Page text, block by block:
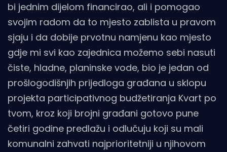
bi jednim dijelom financirao, ali i pomogao
svojim radom da to mjesto zablista u pravom
sjaju i da dobije prvotnu namjenu kao mjesto
gdje mi svi kao zajednica možemo sebi nasuti
čiste, hladne, planinske vode, bio je jedan od
prošlogodišnjih prijedloga građana u sklopu
projekta participativnog budžetiranja Kvart po
tvom, kroz koji brojni građani gotovo pune
četiri godine predlažu i odlučuju koji su mali
komunalni zahvati najprioritetniji u njihovom